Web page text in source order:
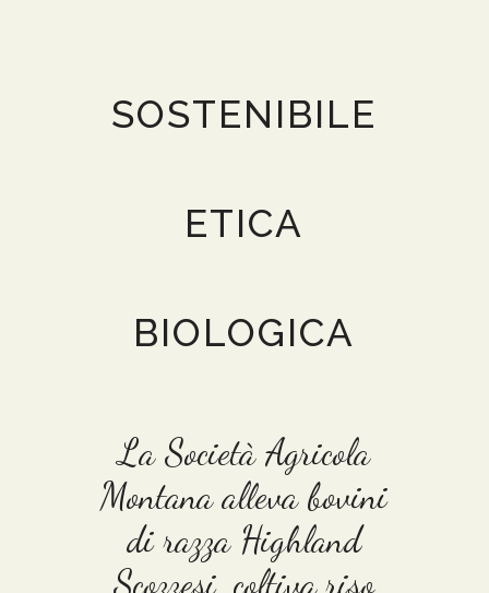
SOSTENIBILE
ETICA
BIOLOGICA
La Società Agricola
Montana alleva bovini
di razza Highland
Scozzesi, coltiva riso